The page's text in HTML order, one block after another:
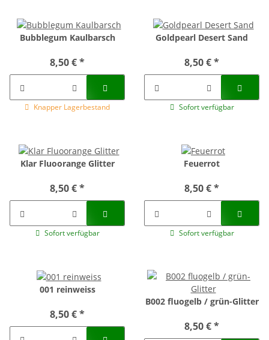
Bubblegum Kaulbarsch
8,50 €*
Knapper Lagerbestand
Goldpearl Desert Sand
8,50 €*
Sofort verfügbar
Klar Fluoorange Glitter
8,50 €*
Sofort verfügbar
Feuerrot
8,50 €*
Sofort verfügbar
001 reinweiss
8,50 €*
B002 fluogelb / grün-Glitter
8,50 €*